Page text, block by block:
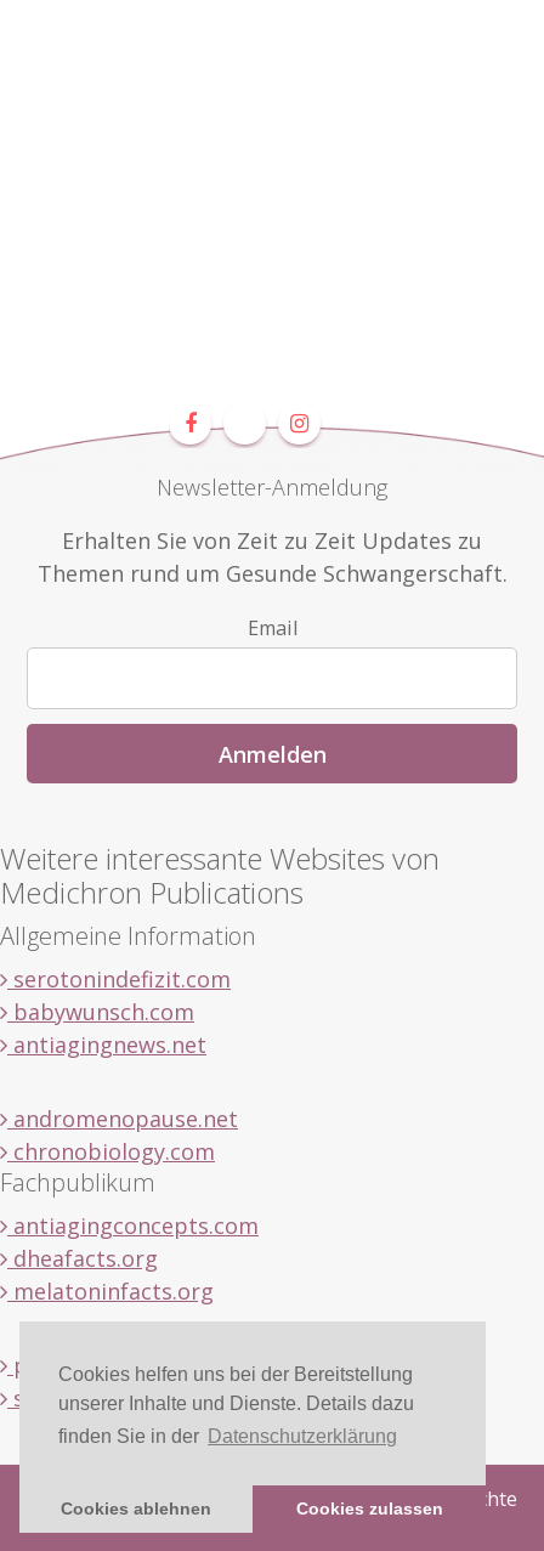
Cookies helfen uns bei der Bereitstellung
unserer Inhalte und Dienste. Details dazu
finden Sie in der Datenschutzerklärung
Cookies ablehnen Cookies zulassen
Newsletter-Anmeldung
Erhalten Sie von Zeit zu Zeit Updates zu
Themen rund um Gesunde Schwangerschaft.
Email
Weitere interessante Websites von
Medichron Publications
Allgemeine Information
serotonindefizit.com
babywunsch.com
antiagingnews.net
andromenopause.net
chronobiology.com
Fachpublikum
antiagingconcepts.com
dheafacts.org
melatoninfacts.org
pregnenolonfacts.org
serotoninfacts.org
Copyright © 2020 Medichron Publications. Alle Rechte
vorbehalten.